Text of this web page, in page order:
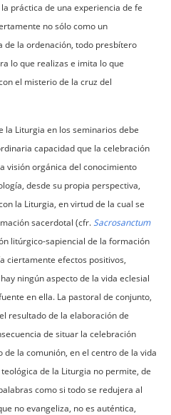
práctica de una experiencia de fe
no sólo como un
de la ordenación, todo presbítero
lo que realizas e imita lo que
el misterio de la cruz del
la Liturgia en los seminarios debe
capacidad que la celebración
visión orgánica del conocimiento
desde su propia perspectiva,
la Liturgia, en virtud de la cual se
sacerdotal (cfr.Sacrosanctum
litúrgico-sapiencial de la formación
ciertamente efectos positivos,
ningún aspecto de la vida eclesial
en ella. La pastoral de conjunto,
resultado de la elaboración de
de situar la celebración
la comunión, en el centro de la vida
de la Liturgia no permite, de
como si todo se redujera al
no evangeliza, no es auténtica,